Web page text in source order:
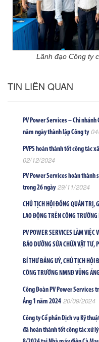
Lãnh đạo Công ty
TIN LIÊN QUAN
PV Power Services – Chi
năm ngày thành lập Công ty
PVPS hoàn thành tốt công tác
02/12/2024
PV Power Services hoàn thành
trong 26 ngày 29/11/2024
CHỦ TỊCH HỘI ĐỒNG QUẢN TRỊ,
LAO ĐỘNG TRÊN CÔNG
PV POWER SERVICES LÀM VIỆC
BẢO DƯỠNG SỬA CHỮA VẬT TƯ,
BÍ THƯ ĐẢNG UỶ, CHỦ TỊCH HỘI
CÔNG TRƯỜNG NMNĐ VŨNG
Công Đoàn PV Power Services
Áng 1 năm 2024 20/09/2024
Công ty Cổ phần Dịch vụ Kỹ
đã hoàn thành tốt công tác xử